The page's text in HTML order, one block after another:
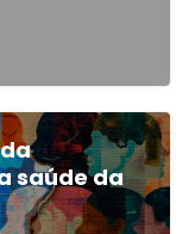
saúde da